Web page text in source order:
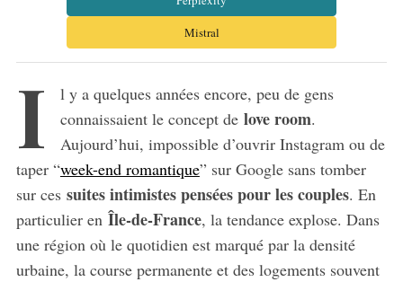
Mistral
I
l y a quelques années encore, peu de gens
connaissaient le concept de love room.
Aujourd’hui, impossible d’ouvrir Instagram ou de
taper “week-end romantique” sur Google sans tomber
sur ces suites intimistes pensées pour les couples. En
particulier en Île-de-France, la tendance explose. Dans
une région où le quotidien est marqué par la densité
urbaine, la course permanente et des logements souvent